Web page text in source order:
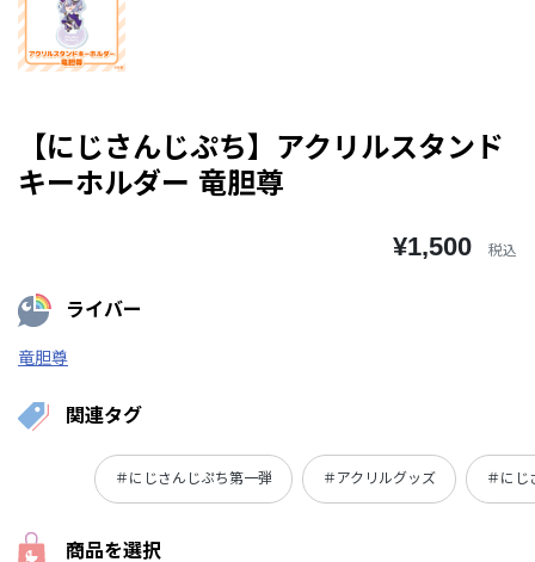
【にじさんじぷち】アクリルスタンド
キーホルダー 竜胆尊
¥1,500 税込
ライバー
竜胆尊
関連タグ
＃にじさんじぷち第一弾 ＃アクリルグッズ ＃にじ
商品を選択